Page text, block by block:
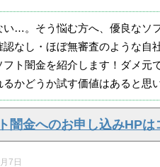
…。そう悩む方へ、優良なソ
なし・ほぼ無審査のような自
ト闇金を紹介します！ダメ元
かどうか試す価値はあると思
闇金へのお申し込みHPは
7日